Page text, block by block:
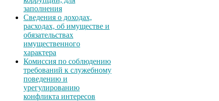
заполнения
Сведения о доходах,
расходах, об имуществе и
обязательствах
имущественного
характера
Комиссия по соблюдению
требований к служебному
поведению и
урегулированию
конфликта интересов